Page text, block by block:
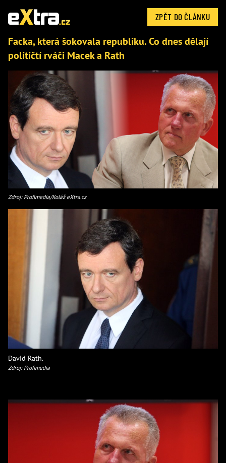
ZPĚT DO ČLÁNKU
Facka, která šokovala republiku. Co dnes dělají
političtí rváči Macek a Rath
Zdroj: Profimedia/Koláž eXtra.cz
David Rath.
Zdroj: Profimedia